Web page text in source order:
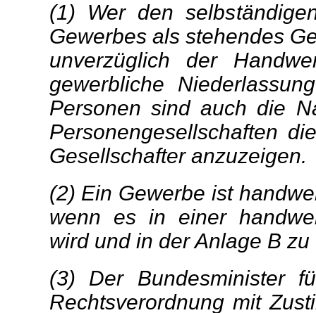
(1) Wer den
Gewerbes als stehendes
unverzüglich der
gewerbliche
Personen sind auch die
Personengesellschaften
Gesellschafter anzuzeigen.
(2) Ein Gewerbe ist
wenn es in einer
wird und in der Anlage B
(3) Der Bundesminister
Rechtsverordnung mit